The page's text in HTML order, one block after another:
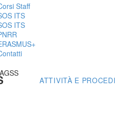
Staff
ITS
ITS
ATTIVITÀ E